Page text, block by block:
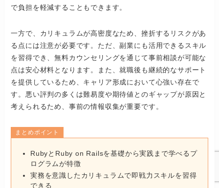
で負担を軽減することもできます。
一方で、カリキュラムが高密度なため、挫折するリスクがあ
る点には注意が必要です。ただ、副業にも活用できるスキル
を習得でき、無料カウンセリングを通じて事前相談が可能な
点は安心材料となります。また、就職後も継続的なサポート
を提供しているため、キャリア形成において心強い存在で
す。悪い評判の多くは難易度や期待値とのギャップが原因と
考えられるため、事前の情報収集が重要です。
まとめポイント
RubyとRuby on Railsを基礎から実践まで学べるプ
ログラムが特徴
実務を意識したカリキュラムで即戦力スキルを習得
できる